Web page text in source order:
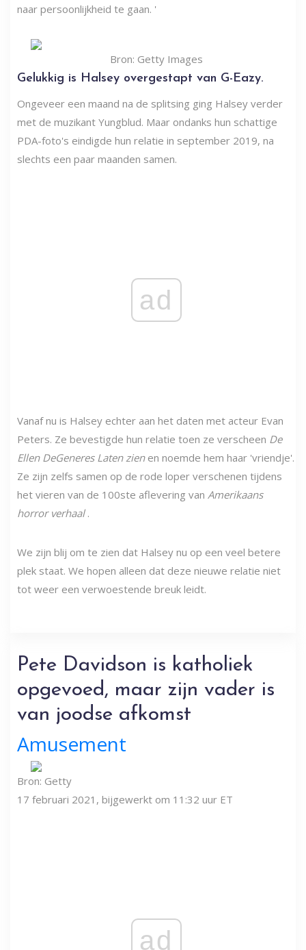
naar persoonlijkheid te gaan. '
Bron: Getty Images
Gelukkig is Halsey overgestapt van G-Eazy.
Ongeveer een maand na de splitsing ging Halsey verder
met de muzikant Yungblud. Maar ondanks hun schattige
PDA-foto's eindigde hun relatie in september 2019, na
slechts een paar maanden samen.
ad
Vanaf nu is Halsey echter aan het daten met acteur Evan
Peters. Ze bevestigde hun relatie toen ze verscheen De
Ellen DeGeneres Laten zienen noemde hem haar 'vriendje'.
Ze zijn zelfs samen op de rode loper verschenen tijdens
het vieren van de 100ste aflevering van Amerikaans
horror verhaal.
We zijn blij om te zien dat Halsey nu op een veel betere
plek staat. We hopen alleen dat deze nieuwe relatie niet
tot weer een verwoestende breuk leidt.
Pete Davidson is katholiek
opgevoed, maar zijn vader is
van joodse afkomst
Amusement
Bron: Getty
17 februari 2021, bijgewerkt om 11:32 uur ET
ad